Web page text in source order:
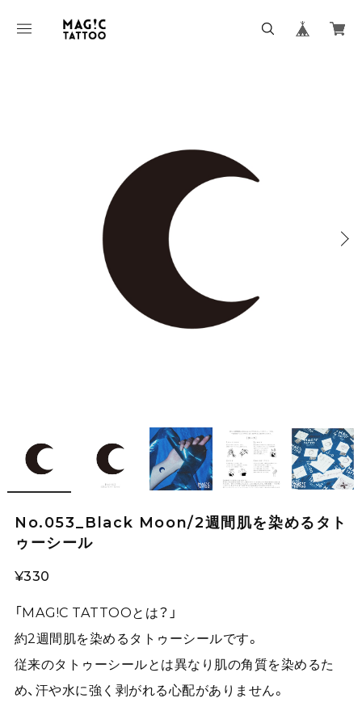
No.053_Black Moon/2週間肌を染めるタト
ゥーシール
¥330
「MAG!C TATTOOとは？」
約2週間肌を染めるタトゥーシールです。
従来のタトゥーシールとは異なり肌の角質を染めるた
め、汗や水に強く剥がれる心配がありません。